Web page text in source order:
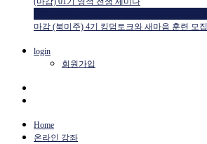
마감 (북미주) 4기 킹덤토크와 새마음 훈련 모집
login
회원가입
Home
온라인 강좌